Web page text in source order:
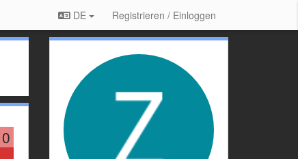
DE Registrieren / Einloggen
0